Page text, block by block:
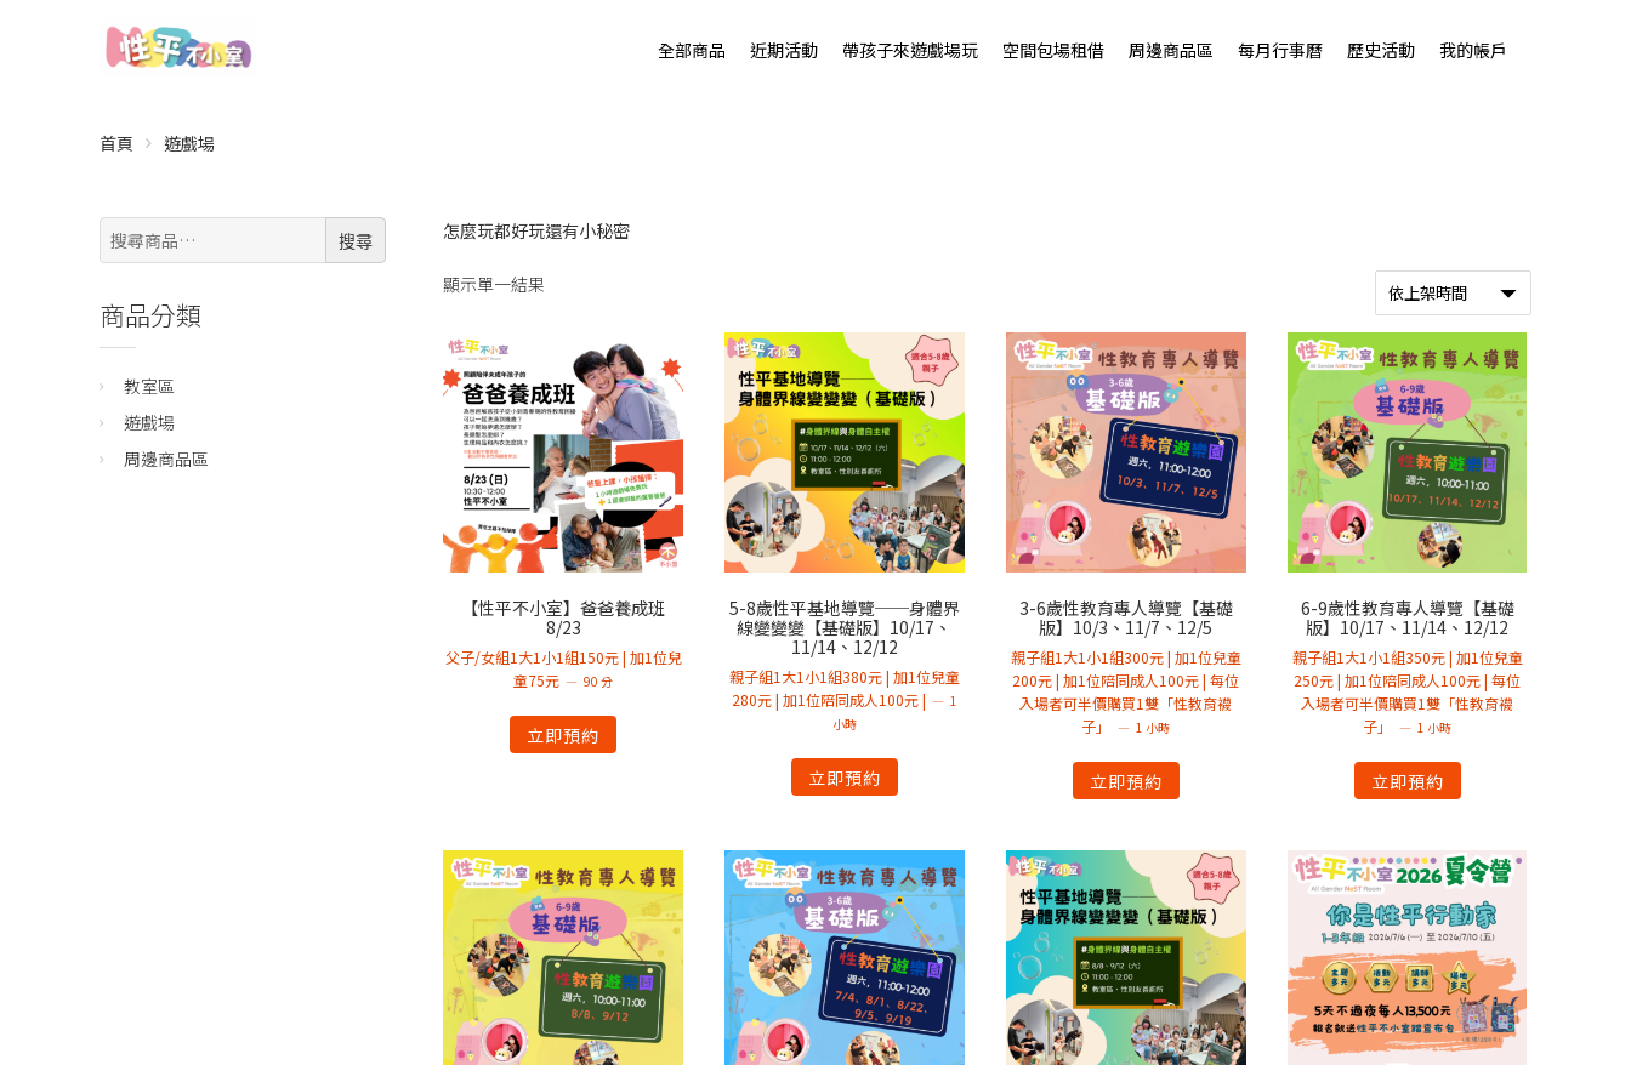
全部商品 近期活動 帶孩子來遊戲場玩 空間包場租借 周邊商品區 每月行事曆 歷史活動 我的帳戶
首頁 遊戲場
怎麼玩都好玩還有小秘密
顯示單一結果
【性平不小室】爸爸養成班
8/23
父子/女組1大1小1組150元 | 加1位兒
童75元
90 分
立即預約
5-8歲性平基地導覽──身體界
線變變變【基礎版】10/17、
11/14、12/12
親子組1大1小1組380元 | 加1位兒童
280元 | 加1位陪同成人100元 |
1
小時
立即預約
3-6歲性教育專人導覽【基礎
版】10/3、11/7、12/5
親子組1大1小1組300元 | 加1位兒童
200元 | 加1位陪同成人100元 | 每位
入場者可半價購買1雙「性教育襪
子」
1 小時
立即預約
6-9歲性教育專人導覽【基礎
版】10/17、11/14、12/12
親子組1大1小1組350元 | 加1位兒童
250元 | 加1位陪同成人100元 | 每位
入場者可半價購買1雙「性教育襪
子」
1 小時
立即預約
搜
尋:
搜尋
商品分類
教室區
遊戲場
周邊商品區